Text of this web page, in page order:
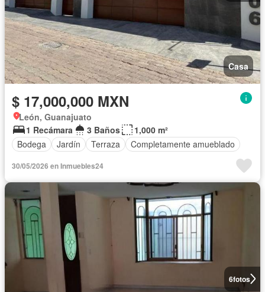
Casa
$ 17,000,000 MXN
León, Guanajuato
1 Recámara
3 Baños
1,000 m²
Bodega
Jardín Terraza Completamente amueblado
30/05/2026 en Inmuebles24
6fotos